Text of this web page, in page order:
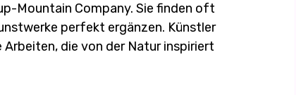
Mountain Company. Sie finden oft
perfekt ergänzen. Künstler
Arbeiten, die von der Natur inspiriert